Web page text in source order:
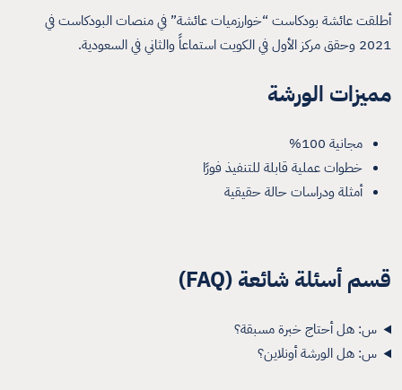
أطلقت عائشة بودكاست “خوارزميات عائشة” في منصات البودكاست في
2021 وحقق مركز الأول في الكويت استماعاً والثاني في السعودية.
مميزات الورشة
مجانية 100%
خطوات عملية قابلة للتنفيذ فورًا
أمثلة ودراسات حالة حقيقية
قسم أسئلة شائعة (FAQ)
س: هل أحتاج خبرة مسبقة؟
س: هل الورشة أونلاين؟